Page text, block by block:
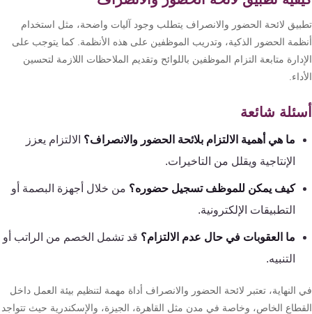
لائحة الحضور والانصراف يتطلب وجود آليات واضحة، مثل استخدام
الحضور الذكية، وتدريب الموظفين على هذه الأنظمة. كما يتوجب على
متابعة التزام الموظفين باللوائح وتقديم الملاحظات اللازمة لتحسين
شائعة
ما هي أهمية الالتزام بلائحة الحضور والانصراف؟الالتزام يعزز
الإنتاجية ويقلل من التاخيرات.
كيف يمكن للموظف تسجيل حضوره؟من خلال أجهزة البصمة أو
التطبيقات الإلكترونية.
ما العقوبات في حال عدم الالتزام؟قد تشمل الخصم من الراتب أو
التنبيه.
النهاية، تعتبر لائحة الحضور والانصراف أداة مهمة لتنظيم بيئة العمل داخل
الخاص، وخاصة في مدن مثل القاهرة، الجيزة، والإسكندرية حيث تتواجد